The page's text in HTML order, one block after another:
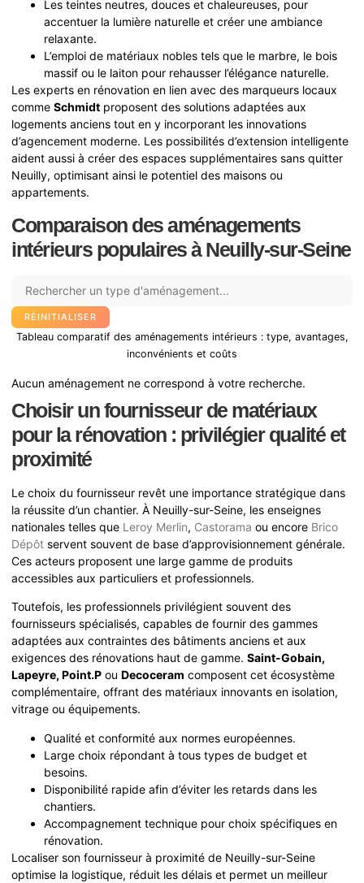
Les teintes neutres, douces et chaleureuses, pour
accentuer la lumière naturelle et créer une ambiance
relaxante.
L’emploi de matériaux nobles tels que le marbre, le bois
massif ou le laiton pour rehausser l’élégance naturelle.
Les experts en rénovation en lien avec des marqueurs locaux
comme Schmidt proposent des solutions adaptées aux
logements anciens tout en y incorporant les innovations
d’agencement moderne. Les possibilités d’extension intelligente
aident aussi à créer des espaces supplémentaires sans quitter
Neuilly, optimisant ainsi le potentiel des maisons ou
appartements.
Comparaison des aménagements
intérieurs populaires à Neuilly-sur-Seine
RÉINITIALISER
Tableau comparatif des aménagements intérieurs : type, avantages,
inconvénients et coûts
Aucun aménagement ne correspond à votre recherche.
Choisir un fournisseur de matériaux
pour la rénovation : privilégier qualité et
proximité
Le choix du fournisseur revêt une importance stratégique dans
la réussite d’un chantier. À Neuilly-sur-Seine, les enseignes
nationales telles que Leroy Merlin, Castorama ou encore Brico
Dépôt servent souvent de base d’approvisionnement générale.
Ces acteurs proposent une large gamme de produits
accessibles aux particuliers et professionnels.
Toutefois, les professionnels privilégient souvent des
fournisseurs spécialisés, capables de fournir des gammes
adaptées aux contraintes des bâtiments anciens et aux
exigences des rénovations haut de gamme. Saint-Gobain,
Lapeyre, Point.P ou Decoceram composent cet écosystème
complémentaire, offrant des matériaux innovants en isolation,
vitrage ou équipements.
Qualité et conformité aux normes européennes.
Large choix répondant à tous types de budget et
besoins.
Disponibilité rapide afin d’éviter les retards dans les
chantiers.
Accompagnement technique pour choix spécifiques en
rénovation.
Localiser son fournisseur à proximité de Neuilly-sur-Seine
optimise la logistique, réduit les délais et permet un meilleur